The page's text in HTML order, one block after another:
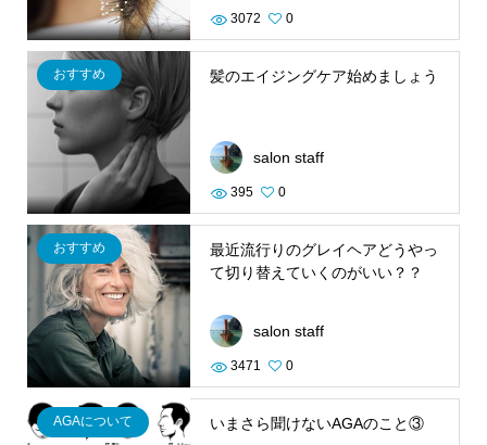
3072 0
おすすめ 髪のエイジングケア始めましょう
salon staff
395 0
おすすめ
最近流行りのグレイヘアどうやっ
て切り替えていくのがいい？？
salon staff
3471 0
AGAについて いまさら聞けないAGAのこと③